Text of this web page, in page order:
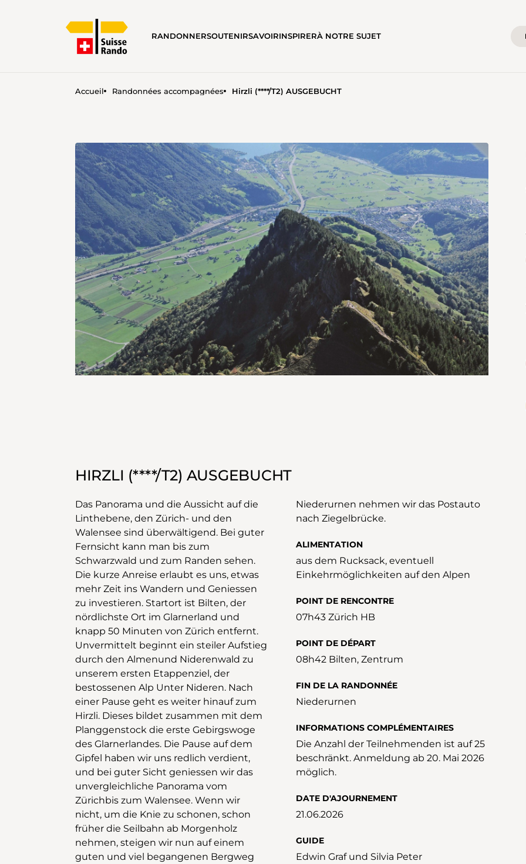
RANDONNERSOUTENIRSAVOIRINSPIRERÀ NOTRE SUJET
Accueil Randonnées accompagnées Hirzli (****/T2) AUSGEBUCHT
HIRZLI (****/T2) AUSGEBUCHT
Das Panorama und die Aussicht auf die
Linthebene, den Zürich- und den
Walensee sind überwältigend. Bei guter
Fernsicht kann man bis zum
Schwarzwald und zum Randen sehen.
Die kurze Anreise erlaubt es uns, etwas
mehr Zeit ins Wandern und Geniessen
zu investieren. Startort ist Bilten, der
nördlichste Ort im Glarnerland und
knapp 50 Minuten von Zürich entfernt.
Unvermittelt beginnt ein steiler Aufstieg
durch den Almenund Niderenwald zu
unserem ersten Etappenziel, der
bestossenen Alp Unter Nideren. Nach
einer Pause geht es weiter hinauf zum
Hirzli. Dieses bildet zusammen mit dem
Planggenstock die erste Gebirgswoge
des Glarnerlandes. Die Pause auf dem
Gipfel haben wir uns redlich verdient,
und bei guter Sicht geniessen wir das
unvergleichliche Panorama vom
Zürichbis zum Walensee. Wenn wir
nicht, um die Knie zu schonen, schon
früher die Seilbahn ab Morgenholz
nehmen, steigen wir nun auf einem
guten und viel begangenen Bergweg
Niederurnen nehmen wir das Postauto
nach Ziegelbrücke.
ALIMENTATION
aus dem Rucksack, eventuell
Einkehrmöglichkeiten auf den Alpen
POINT DE RENCONTRE
07h43 Zürich HB
POINT DE DÉPART
08h42 Bilten, Zentrum
FIN DE LA RANDONNÉE
Niederurnen
INFORMATIONS COMPLÉMENTAIRES
Die Anzahl der Teilnehmenden ist auf 25
beschränkt. Anmeldung ab 20. Mai 2026
möglich.
DATE D'AJOURNEMENT
21.06.2026
GUIDE
Edwin Graf und Silvia Peter